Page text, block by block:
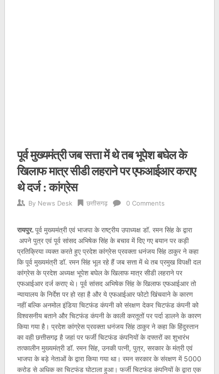
पूर्व मुख्यमंत्री जब सत्ता में थे तब भूपेश बघेल के
खिलाफ मात्र सीडी लहराने पर एफआईआर कराए
थे दर्ज : कांग्रेस
By News Desk छत्तीसगढ़ 0 Comments
रायपुर. पूर्व मुख्यमंत्री एवं भाजपा के राष्ट्रीय उपाध्यक्ष डॉ. रमन सिंह के द्वारा
अपने पुत्र एवं पूर्व सांसद अभिषेक सिंह के बचाव में दिए गए बयान पर कड़ी
प्रतिक्रिया व्यक्त करते हुए प्रदेश कांग्रेस प्रवक्ता धनंजय सिंह ठाकुर ने कहा
कि पूर्व मुख्यमंत्री डॉ. रमन सिंह भूल रहे हैं जब सत्ता में थे तब प्रमुख विपक्षी दल
कांग्रेस के प्रदेश अध्यक्ष भूपेश बघेल के खिलाफ मात्र सीडी लहराने पर
एफआईआर दर्ज कराए थे। पूर्व सांसद अभिषेक सिंह के खिलाफ एफआईआर तो
न्यायालय के निर्देश पर हो रहा है और ये एफआईआर फोटो खिंचवाने के कारण
नहीं बल्कि अनमोल इंडिया चिटफंड कंपनी को संरक्षण देकर चिटफंड कंपनी को
विश्वसनीय बताने और चिटफंड कंपनी के काली करतूतों पर पर्दा डालने के कारण
किया गया है। प्रदेश कांग्रेस प्रवक्ता धनंजय सिंह ठाकुर ने कहा कि हिंदुस्तान
का वही छत्तीसगढ़ है जहां पर फर्जी चिटफंड कंपनियों के दफ्तरों का शुभारंभ
तत्कालीन मुख्यमंत्री डॉ. रमन सिंह, उनकी पत्नी, पुत्र, सरकार के मंत्री एवं
भाजपा के बड़े नेताओं के द्वारा किया गया था। रमन सरकार के संरक्षण में 5000
करोड से अधिक का चिटफंड घोटाला हुआ। फर्जी चिटफंड कंपनियों के द्वारा एक